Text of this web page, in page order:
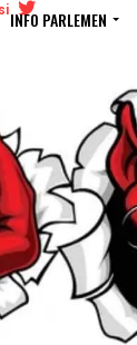
INFO PARLEMEN